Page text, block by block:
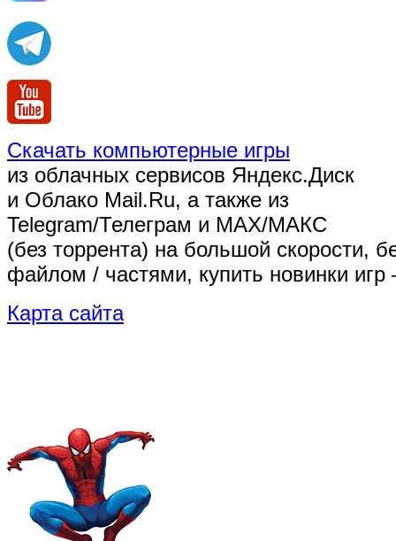
Скачать компьютерные игры
из облачных сервисов Яндекс.Диск
и Облако Mail.Ru, а также из
Telegram/Телеграм и MAX/МАКС
(без торрента) на большой скорости,
файлом / частями, купить новинки
Карта сайта